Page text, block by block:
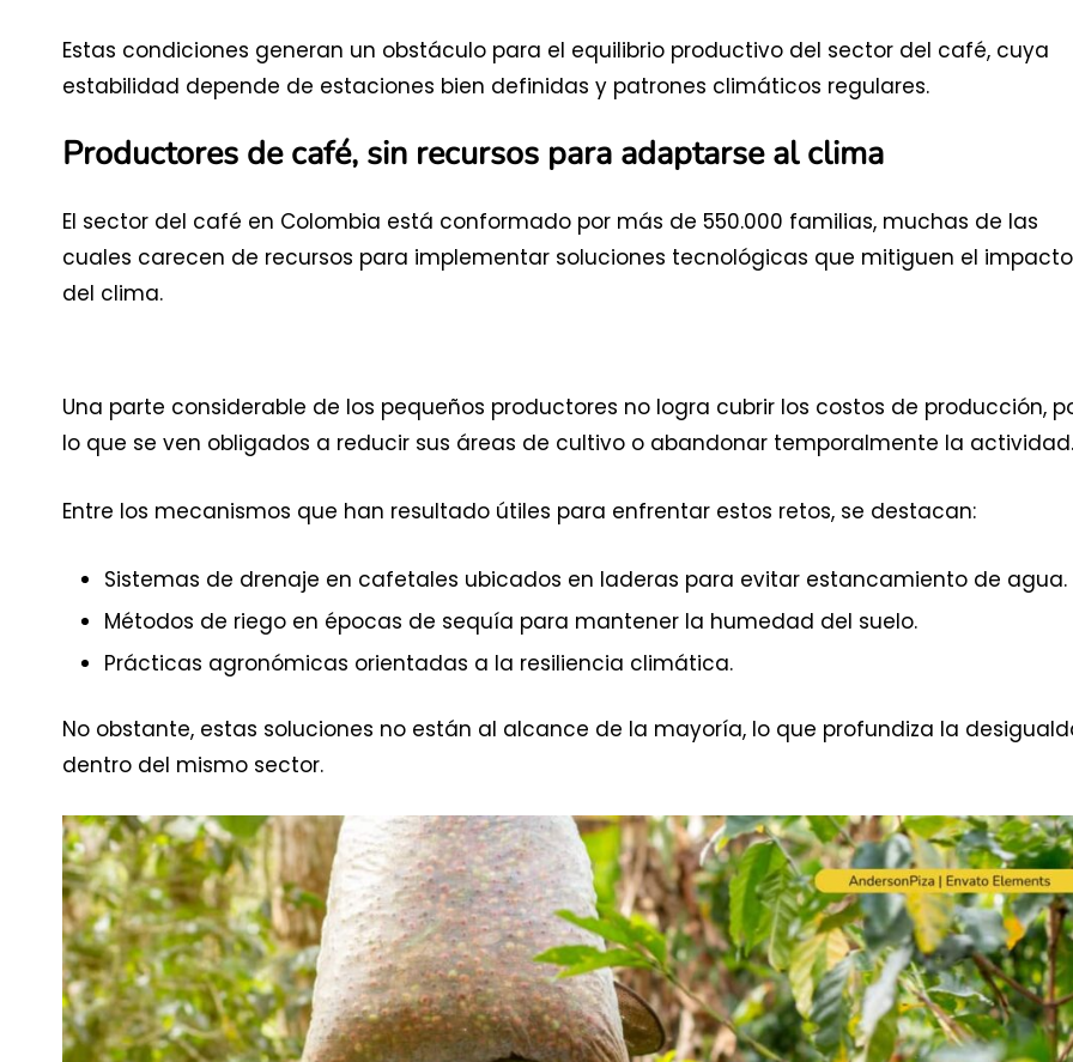
Estas condiciones generan un obstáculo para el equilibrio productivo del sector del café, cuya
estabilidad depende de estaciones bien definidas y patrones climáticos regulares.
Productores de café, sin recursos para adaptarse al clima
El sector del café en Colombia está conformado por más de 550.000 familias, muchas de las
cuales carecen de recursos para implementar soluciones tecnológicas que mitiguen el impacto
del clima.
Una parte considerable de los pequeños productores no logra cubrir los costos de producción,
lo que se ven obligados a reducir sus áreas de cultivo o abandonar temporalmente la actividad.
Entre los mecanismos que han resultado útiles para enfrentar estos retos, se destacan:
Sistemas de drenaje en cafetales ubicados en laderas para evitar estancamiento de agua.
Métodos de riego en épocas de sequía para mantener la humedad del suelo.
Prácticas agronómicas orientadas a la resiliencia climática.
No obstante, estas soluciones no están al alcance de la mayoría, lo que profundiza la
dentro del mismo sector.